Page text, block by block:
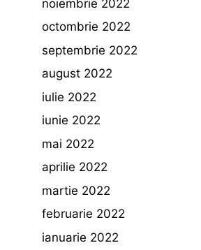
noiembrie 2022
octombrie 2022
septembrie 2022
august 2022
iulie 2022
iunie 2022
mai 2022
aprilie 2022
martie 2022
februarie 2022
ianuarie 2022